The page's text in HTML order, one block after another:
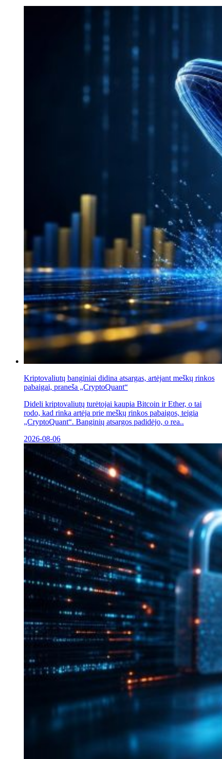
Kriptovaliutų banginiai didina atsargas, artėjant meškų rinkos
pabaigai, praneša „CryptoQuant“
Dideli kriptovaliutų turėtojai kaupia Bitcoin ir Ether, o tai
rodo, kad rinka artėja prie meškų rinkos pabaigos, teigia
„CryptoQuant“. Banginių atsargos padidėjo, o rea..
2026-08-06